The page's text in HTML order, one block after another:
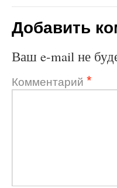
Добавить
Ваш e-mail не
Комментарий *